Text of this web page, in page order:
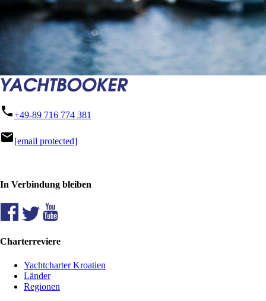
phone+49-89 716 774 381
mail[email protected]
In Verbindung bleiben
Charterreviere
Yachtcharter Kroatien
Länder
Regionen